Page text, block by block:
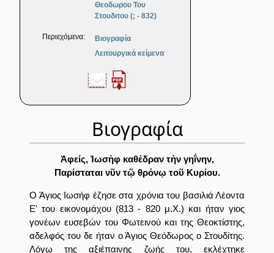
Θεοδωρου Του
Στουδιτου (; - 832)
Περιεχόμενα:
Βιογραφία
Λειτουργικά κείμενα
Βιογραφία
Ἀφείς, Ἰωσὴφ καθέδραν τὴν γηΐνην,
Παρίσταται νῦν τῷ θρόνῳ τοῦ Κυρίου.
Ο Άγιος Ιωσήφ έζησε στα χρόνια του βασιλιά Λέοντα
Ε' του εικονομάχου (813 - 820 μ.Χ.) και ήταν γιος
γονέων ευσεβών του Φωτεινού και της Θεοκτίστης,
αδελφός του δε ήταν ο Άγιος Θεόδωρος ο Στουδίτης.
Λόγω της αξιέπαινης ζωής του, εκλέχτηκε